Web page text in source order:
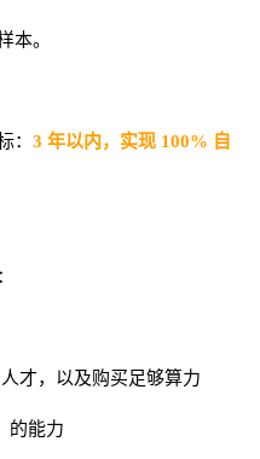
本。
： 3 年以内，实现 100% 自
才，以及购买足够算力
的能力